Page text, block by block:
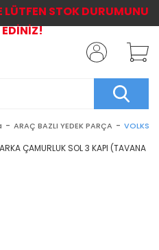
ARAÇ BAZLI YEDEK PARÇA
LÜTFEN STOK DURUMUNU